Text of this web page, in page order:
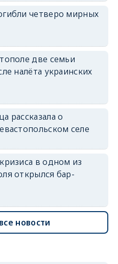
четверо мирных
две семьи
налёта украинских
рассказала о
селе
в одном из
открылся бар-
новости